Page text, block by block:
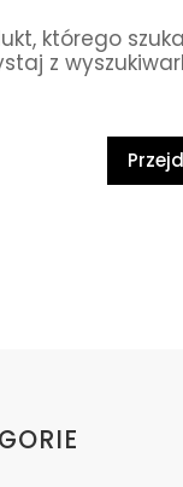
którego
z
stopce